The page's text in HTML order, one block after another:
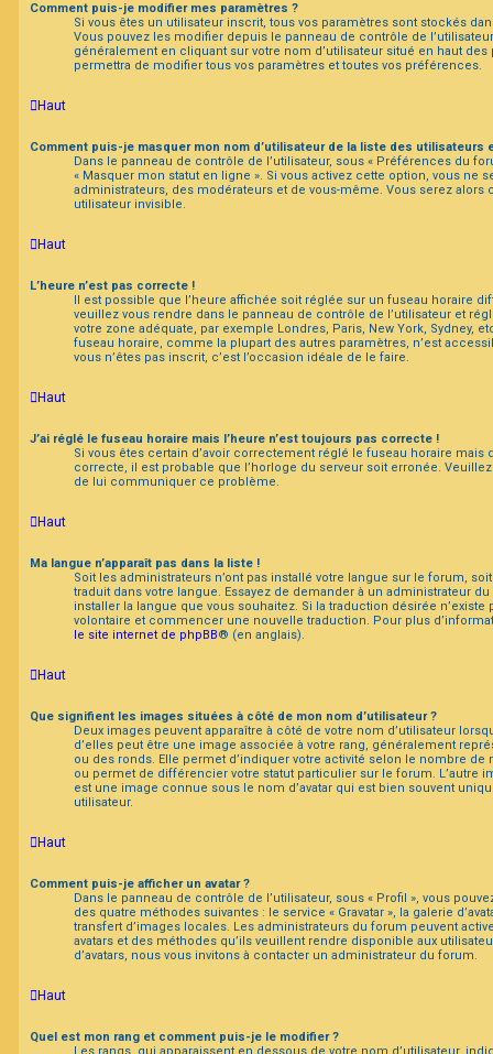
Comment puis-je modifier mes paramètres ?
Si vous êtes un utilisateur inscrit, tous vos paramètres sont stockés
Vous pouvez les modifier depuis le panneau de contrôle de
généralement en cliquant sur votre nom d’utilisateur situé en haut
permettra de modifier tous vos paramètres et toutes vos préférences.
Haut
Comment puis-je masquer mon nom d’utilisateur de la liste des utilisateurs
Dans le panneau de contrôle de l’utilisateur, sous « Préférences du
« Masquer mon statut en ligne ». Si vous activez cette option, vous ne
administrateurs, des modérateurs et de vous-même. Vous serez
utilisateur invisible.
Haut
L’heure n’est pas correcte !
Il est possible que l’heure affichée soit réglée sur un fuseau horaire
veuillez vous rendre dans le panneau de contrôle de l’utilisateur et
votre zone adéquate, par exemple Londres, Paris, New York, Sydney,
fuseau horaire, comme la plupart des autres paramètres, n’est
vous n’êtes pas inscrit, c’est l’occasion idéale de le faire.
Haut
J’ai réglé le fuseau horaire mais l’heure n’est toujours pas correcte !
Si vous êtes certain d’avoir correctement réglé le fuseau horaire mais
correcte, il est probable que l’horloge du serveur soit erronée.
de lui communiquer ce problème.
Haut
Ma langue n’apparaît pas dans la liste !
Soit les administrateurs n’ont pas installé votre langue sur le forum,
traduit dans votre langue. Essayez de demander à un administrateur
installer la langue que vous souhaitez. Si la traduction désirée
volontaire et commencer une nouvelle traduction. Pour plus
le site internet de phpBB® (en anglais).
Haut
Que signifient les images situées à côté de mon nom d’utilisateur ?
Deux images peuvent apparaître à côté de votre nom d’utilisateur
d’elles peut être une image associée à votre rang, généralement
ou des ronds. Elle permet d’indiquer votre activité selon le nombre de
ou permet de différencier votre statut particulier sur le forum. L’autre
est une image connue sous le nom d’avatar qui est bien souvent
utilisateur.
Haut
Comment puis-je afficher un avatar ?
Dans le panneau de contrôle de l’utilisateur, sous « Profil », vous
des quatre méthodes suivantes : le service « Gravatar », la galerie
transfert d’images locales. Les administrateurs du forum peuvent
avatars et des méthodes qu’ils veuillent rendre disponible aux
d’avatars, nous vous invitons à contacter un administrateur du forum.
Haut
Quel est mon rang et comment puis-je le modifier ?